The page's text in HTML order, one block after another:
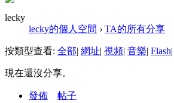
lecky
lecky的個人空間 › TA的所有分享
按類型查看: 全部| 網址| 視頻| 音樂| Flash|
現在還沒分享。
發佈
帖子